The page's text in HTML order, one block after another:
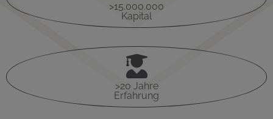
>15.000.000
Kapital

>20 Jahre
Erfahrung